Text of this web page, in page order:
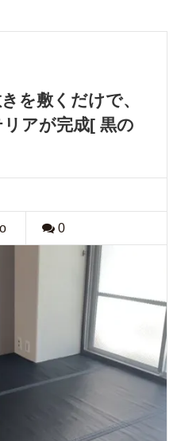
を敷くだけで、
アが完成[ 黒の
0